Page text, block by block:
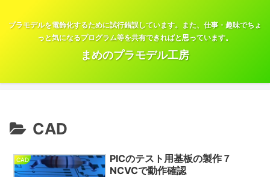
プラモデルを電飾化するために試行錯誤しています。また、仕事・趣味でちょ
っと気になるプログラム等を共有できればと思っています。
まめのプラモデル工房
CAD
CAD
PICのテスト用基板の製作７
NCVCで動作確認